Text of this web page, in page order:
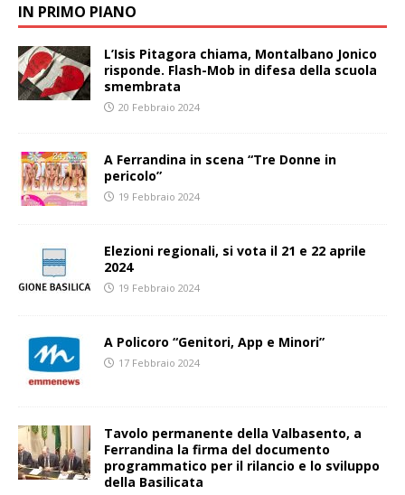
IN PRIMO PIANO
L’Isis Pitagora chiama, Montalbano Jonico
risponde. Flash-Mob in difesa della scuola
smembrata
20 Febbraio 2024
A Ferrandina in scena “Tre Donne in
pericolo”
19 Febbraio 2024
Elezioni regionali, si vota il 21 e 22 aprile
2024
19 Febbraio 2024
A Policoro “Genitori, App e Minori”
17 Febbraio 2024
Tavolo permanente della Valbasento, a
Ferrandina la firma del documento
programmatico per il rilancio e lo sviluppo
della Basilicata